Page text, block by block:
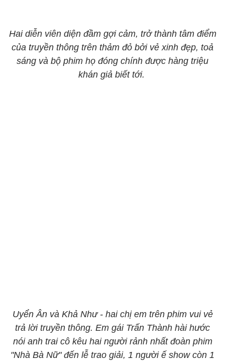
Hai diễn viên diện đầm gợi cảm, trở thành tâm điểm
của truyền thông trên thảm đỏ bởi vẻ xinh đẹp, toả
sáng và bộ phim họ đóng chính được hàng triệu
khán giả biết tới.
Uyển Ân và Khả Như - hai chị em trên phim vui vẻ
trả lời truyền thông. Em gái Trấn Thành hài hước
nói anh trai cô kêu hai người rảnh nhất đoàn phim
"Nhà Bà Nữ" đến lễ trao giải, 1 người ế show còn 1